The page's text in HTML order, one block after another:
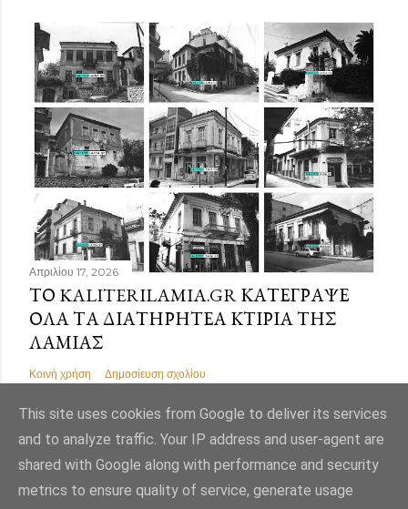
Απριλίου 17, 2026
ΤΟ KALITERILAMIA.GR ΚΑΤΈΓΡΑΨΕ
ΌΛΑ ΤΑ ΔΙΑΤΗΡΗΤΈΑ ΚΤΊΡΙΑ ΤΗΣ
ΛΑΜΊΑΣ
Κοινή χρήση Δημοσίευση σχολίου
Από το Blogger
This site uses cookies from Google to deliver its services
and to analyze traffic. Your IP address and user-agent are
shared with Google along with performance and security
metrics to ensure quality of service, generate usage